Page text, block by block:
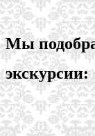
Мы
экскурсии: